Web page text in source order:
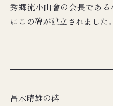
秀郷流小山會の会長であ
にこの碑が建立されました。
昌木晴雄の碑